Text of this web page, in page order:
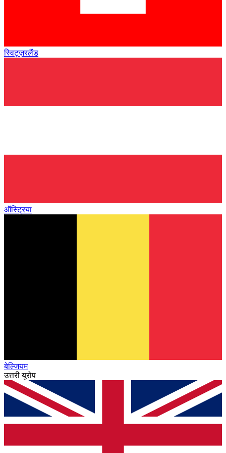
स्विट्ज़रलैंड
ऑस्ट्रिया
बेल्जियम
उत्तरी यूरोप